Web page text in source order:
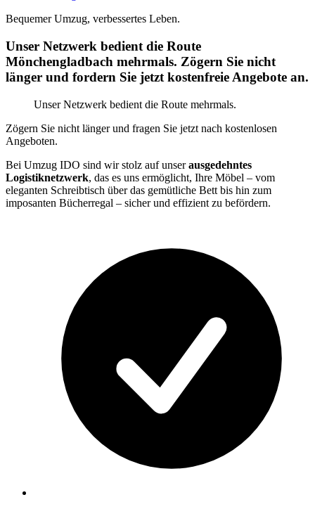
Bequemer Umzug, verbessertes Leben.
Unser Netzwerk bedient die Route
Mönchengladbach mehrmals. Zögern Sie nicht
länger und fordern Sie jetzt kostenfreie Angebote an.
Unser Netzwerk bedient die Route mehrmals.
Zögern Sie nicht länger und fragen Sie jetzt nach kostenlosen
Angeboten.
Bei Umzug IDO sind wir stolz auf unserausgedehntes
Logistiknetzwerk, das es uns ermöglicht, Ihre Möbel – vom
eleganten Schreibtisch über das gemütliche Bett bis hin zum
imposanten Bücherregal – sicher und effizient zu befördern.